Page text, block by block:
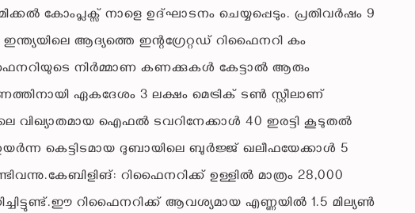
കോംപ്ലക്സ് നാളെ ഉദ്ഘാടനം ചെയ്യപ്പെടും. പ്രതിവർഷം 9
ആദ്യത്തെ ഇന്റഗ്രേറ്റഡ് റിഫൈനറി കം
നിർമ്മാണ കണക്കുകൾ കേട്ടാൽ ആരും
ഏകദേശം 3 ലക്ഷം മെട്രിക് ടൺ സ്റ്റീലാണ്
വിഖ്യാതമായ ഐഫൽ ടവറിനേക്കാൾ 40 ഇരട്ടി കൂടുതൽ
കെട്ടിടമായ ദുബായിലെ ബുർജ്ജ് ഖലീഫയേക്കാൾ 5
റിഫൈനറിക്ക് ഉള്ളിൽ മാത്രം 28,000
റിഫൈനറിക്ക് ആവശ്യമായ എണ്ണയിൽ 1.5 മില്യൺ